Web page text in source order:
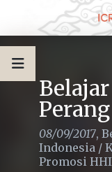
08/09/2017,
Indonesia /
Promosi HHI